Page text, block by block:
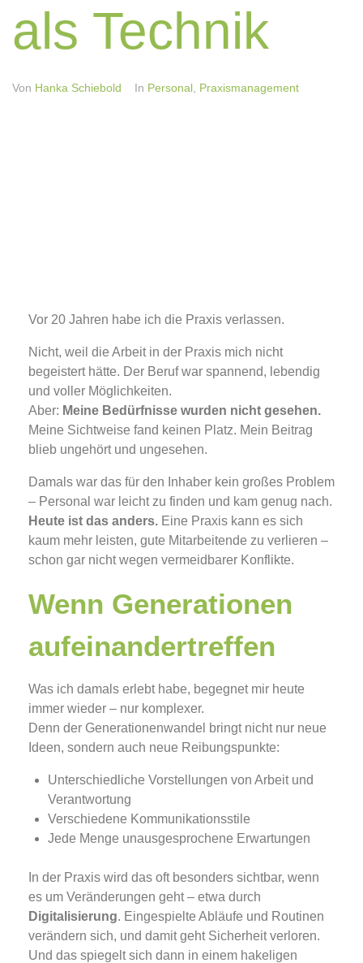
als Technik
Von Hanka Schiebold In Personal Praxismanagement
Vor 20 Jahren habe ich die Praxis verlassen.
Nicht, weil die Arbeit in der Praxis mich nicht
begeistert hätte. Der Beruf war spannend, lebendig
und voller Möglichkeiten.
Aber: Meine Bedürfnisse wurden nicht gesehen.
Meine Sichtweise fand keinen Platz. Mein Beitrag
blieb ungehört und ungesehen.
Damals war das für den Inhaber kein großes Problem
– Personal war leicht zu finden und kam genug nach.
Heute ist das anders. Eine Praxis kann es sich
kaum mehr leisten, gute Mitarbeitende zu verlieren –
schon gar nicht wegen vermeidbarer Konflikte.
Wenn Generationen
aufeinandertreffen
Was ich damals erlebt habe, begegnet mir heute
immer wieder – nur komplexer.
Denn der Generationenwandel bringt nicht nur neue
Ideen, sondern auch neue Reibungspunkte:
Unterschiedliche Vorstellungen von Arbeit und
Verantwortung
Verschiedene Kommunikationsstile
Jede Menge unausgesprochene Erwartungen
In der Praxis wird das oft besonders sichtbar, wenn
es um Veränderungen geht – etwa durch
Digitalisierung. Eingespielte Abläufe und Routinen
verändern sich, und damit geht Sicherheit verloren.
Und das spiegelt sich dann in einem hakeligen